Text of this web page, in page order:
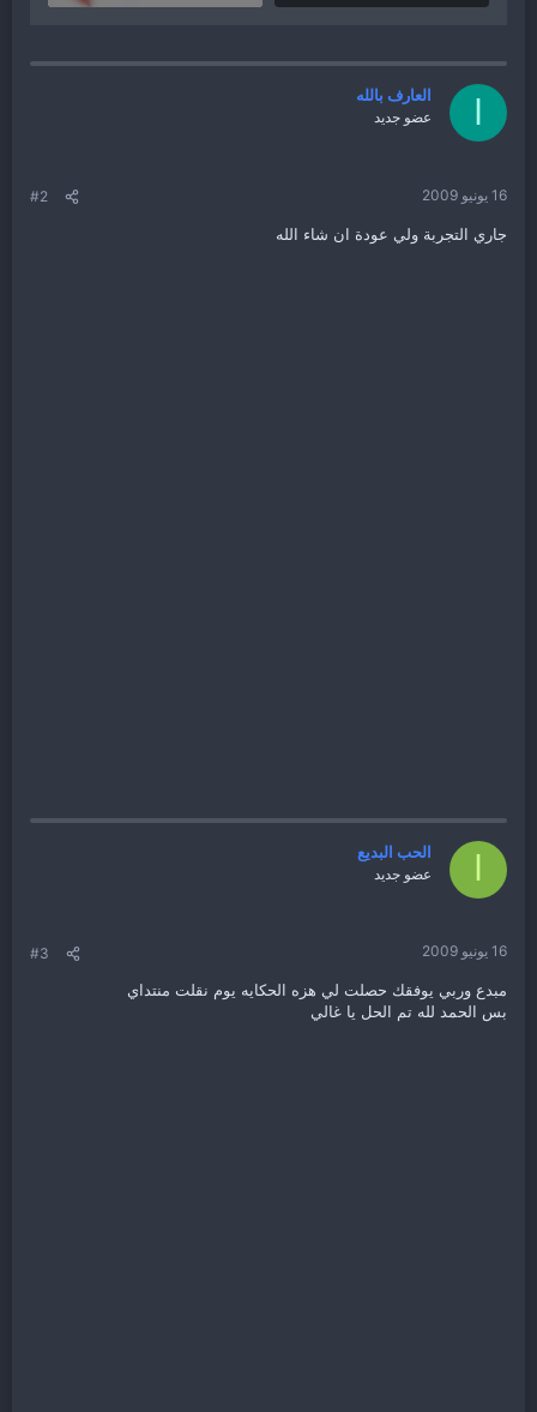
العارف بالله
عضو جديد
16 يونيو 2009 #2
جاري التجربة ولي عودة ان شاء الله
الحب البديع
عضو جديد
16 يونيو 2009 #3
مبدع وربي يوفقك حصلت لي هزه الحكايه يوم نقلت منتداي
بس الحمد لله تم الحل يا غالي